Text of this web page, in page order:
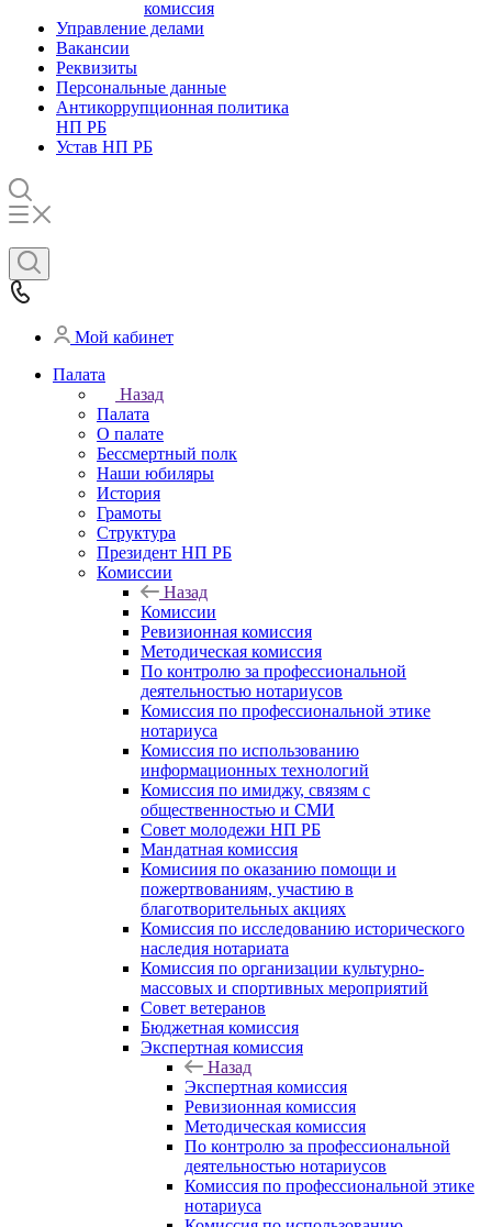
комиссия
Управление делами
Вакансии
Реквизиты
Персональные данные
Антикоррупционная политика
НП РБ
Устав НП РБ
Мой кабинет
Палата
Назад
Палата
О палате
Бессмертный полк
Наши юбиляры
История
Грамоты
Структура
Президент НП РБ
Комиссии
Назад
Комиссии
Ревизионная комиссия
Методическая комиссия
По контролю за профессиональной
деятельностью нотариусов
Комиссия по профессиональной этике
нотариуса
Комиссия по использованию
информационных технологий
Комиссия по имиджу, связям с
общественностью и СМИ
Совет молодежи НП РБ
Мандатная комиссия
Комисиия по оказанию помощи и
пожертвованиям, участию в
благотворительных акциях
Комиссия по исследованию исторического
наследия нотариата
Комиссия по организации культурно-
массовых и спортивных мероприятий
Совет ветеранов
Бюджетная комиссия
Экспертная комиссия
Назад
Экспертная комиссия
Ревизионная комиссия
Методическая комиссия
По контролю за профессиональной
деятельностью нотариусов
Комиссия по профессиональной этике
нотариуса